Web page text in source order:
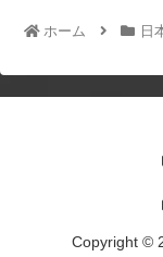
ホーム 日
Copyright ©